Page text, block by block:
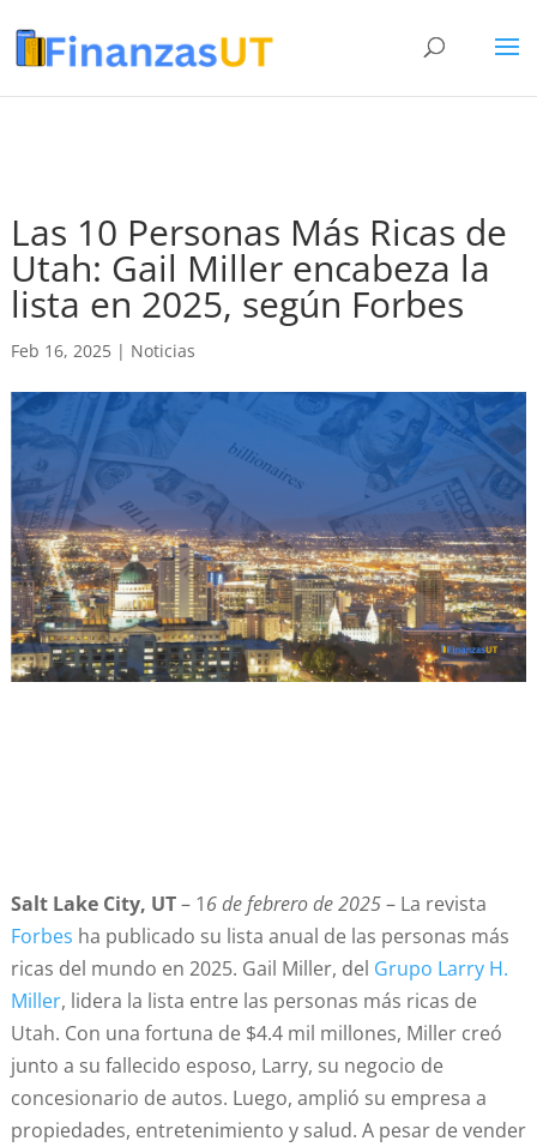
Las 10 Personas Más Ricas de
Utah: Gail Miller encabeza la
lista en 2025, según Forbes
Feb 16, 2025| Noticias
Salt Lake City, UT– 16 de febrero de 2025– La revista
Forbes ha publicado su lista anual de las personas más
ricas del mundo en 2025. Gail Miller, del Grupo Larry H.
Miller, lidera la lista entre las personas más ricas de
Utah. Con una fortuna de $4.4 mil millones, Miller creó
junto a su fallecido esposo, Larry, su negocio de
concesionario de autos. Luego, amplió su empresa a
propiedades, entretenimiento y salud. A pesar de vender